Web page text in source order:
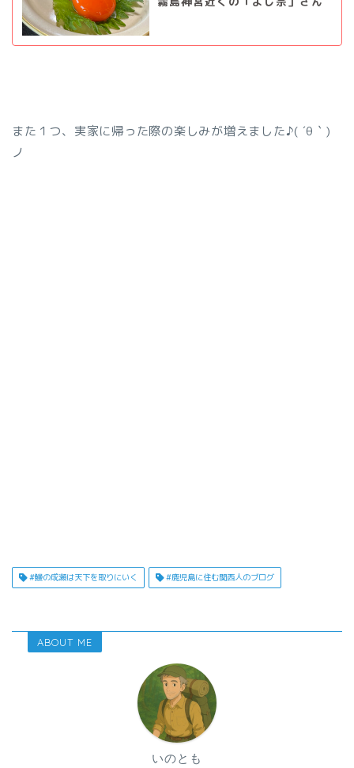
また１つ、実家に帰った際の楽しみが増えました♪( ´θ｀)
ノ
#鰻の成瀬は天下を取りにいく #鹿児島に住む関西人のブログ
ABOUT ME
いのとも